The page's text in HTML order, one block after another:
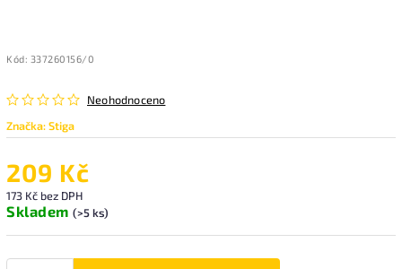
Kód: 337260156/0
Neohodnoceno
Značka:Stiga
209 Kč
173 Kč bez DPH
Skladem (>5 ks)